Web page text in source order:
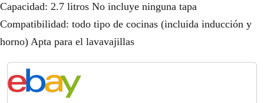
Capacidad: 2.7 litros No incluye ninguna tapa
Compatibilidad: todo tipo de cocinas (incluida inducción y
horno) Apta para el lavavajillas